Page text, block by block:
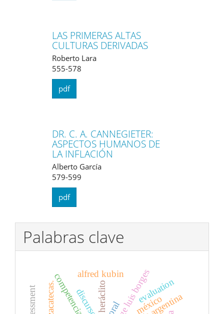
LAS PRIMERAS ALTAS
CULTURAS DERIVADAS
Roberto Lara
555-578
pdf
DR. C. A. CANNEGIETER:
ASPECTOS HUMANOS DE
LA INFLACIÓN
Alberto García
579-599
pdf
Palabras clave
discurso jorge luis borges
heráclito méxico
alfred kubin
evaluation
zacatecas.